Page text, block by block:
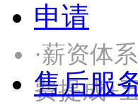
申请
·薪资体
费提成+
售后服